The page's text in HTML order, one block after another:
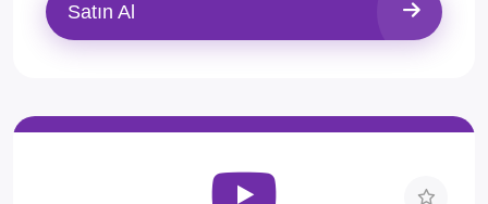
Satın Al